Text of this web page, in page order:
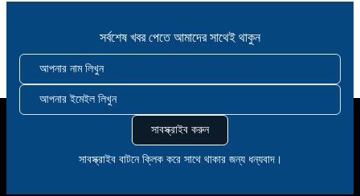
সর্বশেষ খবর পেতে আমাদের সাথেই থাকুন
আপনার নাম লিখুন
আপনার ইমেইল লিখুন
সাবস্ক্রাইব করুন
সাবস্ক্রাইব বাটনে ক্লিক করে সাথে থাকার জন্য ধন্যবাদ।